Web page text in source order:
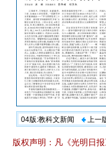
04版:教科文新闻 上一
版权声明：凡《光明日